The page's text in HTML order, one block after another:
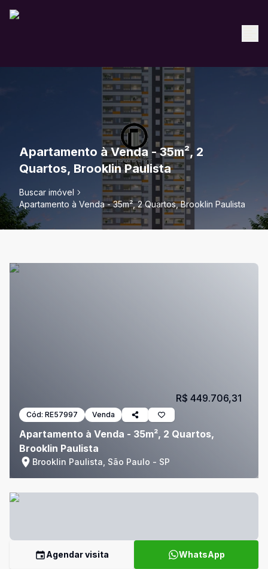
Apartamento à Venda - 35m², 2
Quartos, Brooklin Paulista
Buscar imóvel
Apartamento à Venda - 35m², 2 Quartos, Brooklin Paulista
Cód: RE57997 Venda
Apartamento à Venda - 35m², 2 Quartos,
Brooklin Paulista
Brooklin Paulista, São Paulo - SP
R$ 449.706,31
Agendar visita WhatsApp